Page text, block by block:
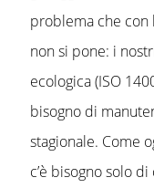
problema che con
non si pone: i
ecologica (ISO
bisogno di
stagionale. Come
c’è bisogno solo